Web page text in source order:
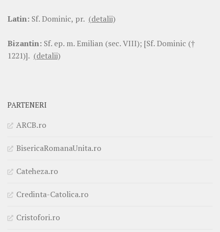
Latin: Sf. Dominic, pr. (detalii)
Bizantin: Sf. ep. m. Emilian (sec. VIII); [Sf. Dominic (†
1221)]. (detalii)
PARTENERI
ARCB.ro
BisericaRomanaUnita.ro
Cateheza.ro
Credinta-Catolica.ro
Cristofori.ro